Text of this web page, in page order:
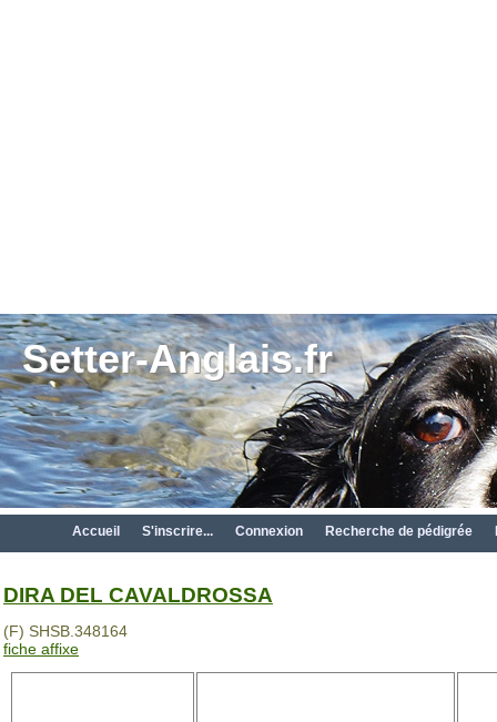
Setter-Anglais.fr
Accueil S'inscrire... Connexion Recherche de pédigrée
DIRA DEL CAVALDROSSA
(F) SHSB.348164
fiche affixe